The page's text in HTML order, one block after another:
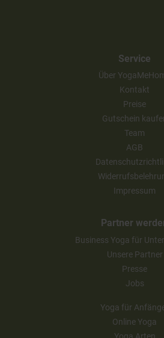
Service
Über
Kontakt
Preise
Gutschein
Team
AGB
Impressum
Partner
Business Yoga für
Unsere Partner
Presse
Jobs
Yoga für
Online Yoga